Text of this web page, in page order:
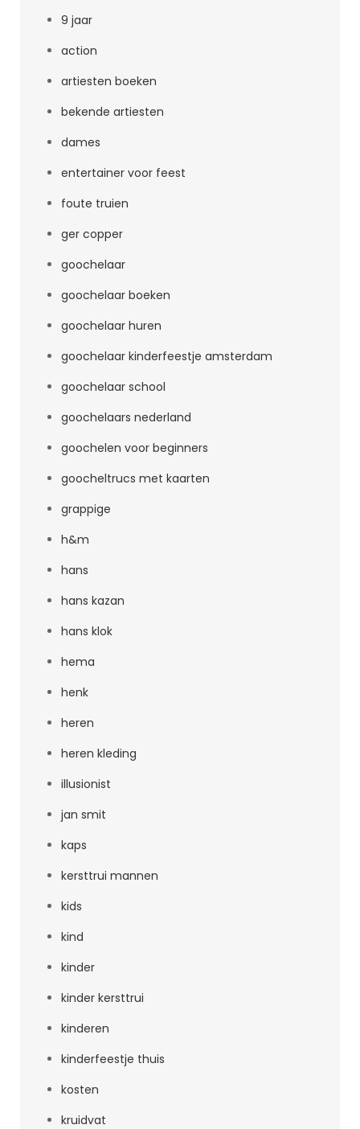
9 jaar
action
artiesten boeken
bekende artiesten
dames
entertainer voor feest
foute truien
ger copper
goochelaar
goochelaar boeken
goochelaar huren
goochelaar kinderfeestje amsterdam
goochelaar school
goochelaars nederland
goochelen voor beginners
goocheltrucs met kaarten
grappige
h&m
hans
hans kazan
hans klok
hema
henk
heren
heren kleding
illusionist
jan smit
kaps
kersttrui mannen
kids
kind
kinder
kinder kersttrui
kinderen
kinderfeestje thuis
kosten
kruidvat